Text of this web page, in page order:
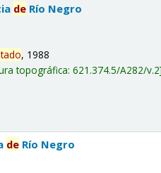
de Río Negro
, 1988
topográfica:621.374.5/A282/v.2
de Río Negro